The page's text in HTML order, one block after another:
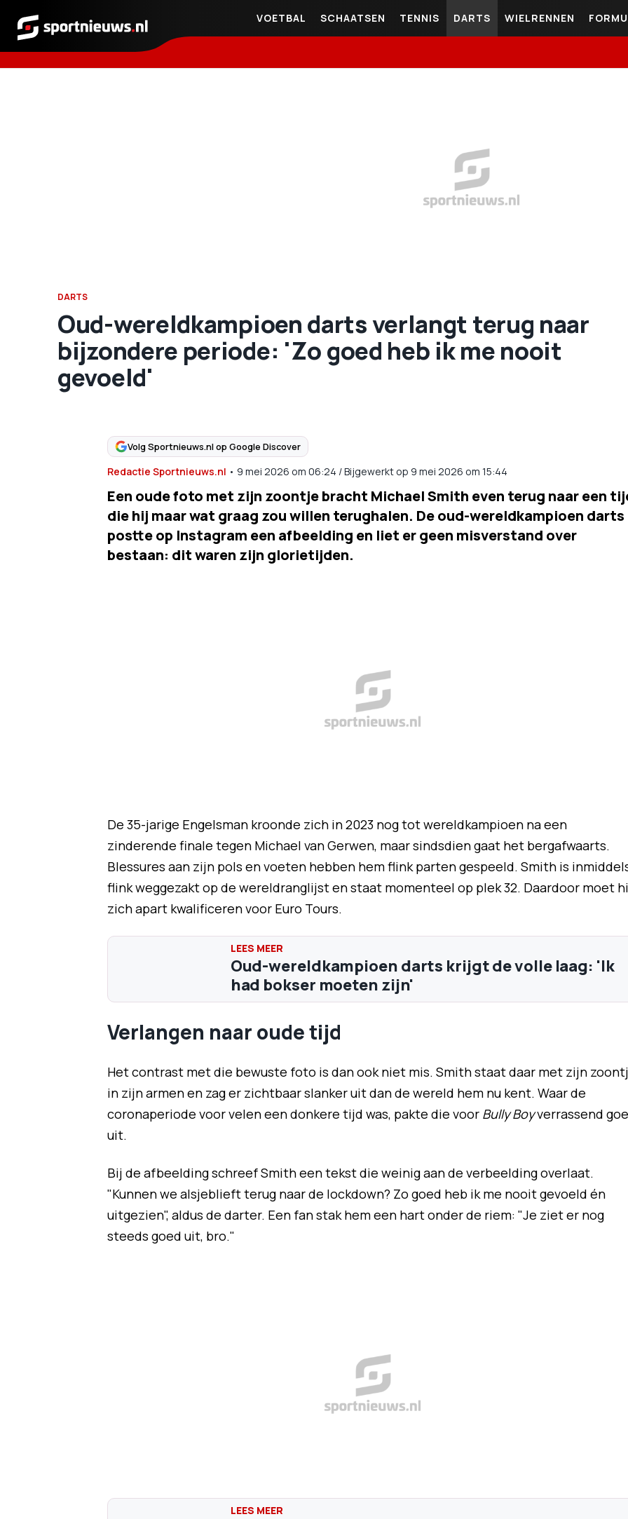
Sportnieuws.nl
VOETBAL SCHAATSEN TENNIS DARTS WIELRENNEN
DARTS
Oud-wereldkampioen darts verlangt terug naar
bijzondere periode: 'Zo goed heb ik me nooit
gevoeld'
Volg Sportnieuws.nl op Google Discover
Redactie Sportnieuws.nl • 9 mei 2026 om 06:24 /Bijgewerkt op 9 mei 2026 om 15:44
Een oude foto met zijn zoontje bracht Michael Smith even terug naar een
die hij maar wat graag zou willen terughalen. De oud-wereldkampioen darts
postte op Instagram een afbeelding en liet er geen misverstand over
bestaan: dit waren zijn glorietijden.
De 35-jarige Engelsman kroonde zich in 2023 nog tot wereldkampioen na een
zinderende finale tegen Michael van Gerwen, maar sindsdien gaat het bergafwaarts.
Blessures aan zijn pols en voeten hebben hem flink parten gespeeld. Smith is
flink weggezakt op de wereldranglijst en staat momenteel op plek 32. Daardoor moet
zich apart kwalificeren voor Euro Tours.
Oud-wereldkampioen darts krijgt de volle laag: 'Ik
had bokser moeten zijn'
Verlangen naar oude tijd
Het contrast met die bewuste foto is dan ook niet mis. Smith staat daar met zijn
in zijn armen en zag er zichtbaar slanker uit dan de wereld hem nu kent. Waar de
coronaperiode voor velen een donkere tijd was, pakte die voor Bully Boyverrassend
uit.
Bij de afbeelding schreef Smith een tekst die weinig aan de verbeelding overlaat.
"Kunnen we alsjeblieft terug naar de lockdown? Zo goed heb ik me nooit gevoeld én
uitgezien", aldus de darter. Een fan stak hem een hart onder de riem: "Je ziet er nog
steeds goed uit, bro."